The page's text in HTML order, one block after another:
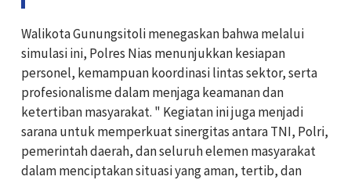
Walikota Gunungsitoli menegaskan bahwa melalui
simulasi ini, Polres Nias menunjukkan kesiapan
personel, kemampuan koordinasi lintas sektor, serta
profesionalisme dalam menjaga keamanan dan
ketertiban masyarakat. " Kegiatan ini juga menjadi
sarana untuk memperkuat sinergitas antara TNI, Polri,
pemerintah daerah, dan seluruh elemen masyarakat
dalam menciptakan situasi yang aman, tertib, dan